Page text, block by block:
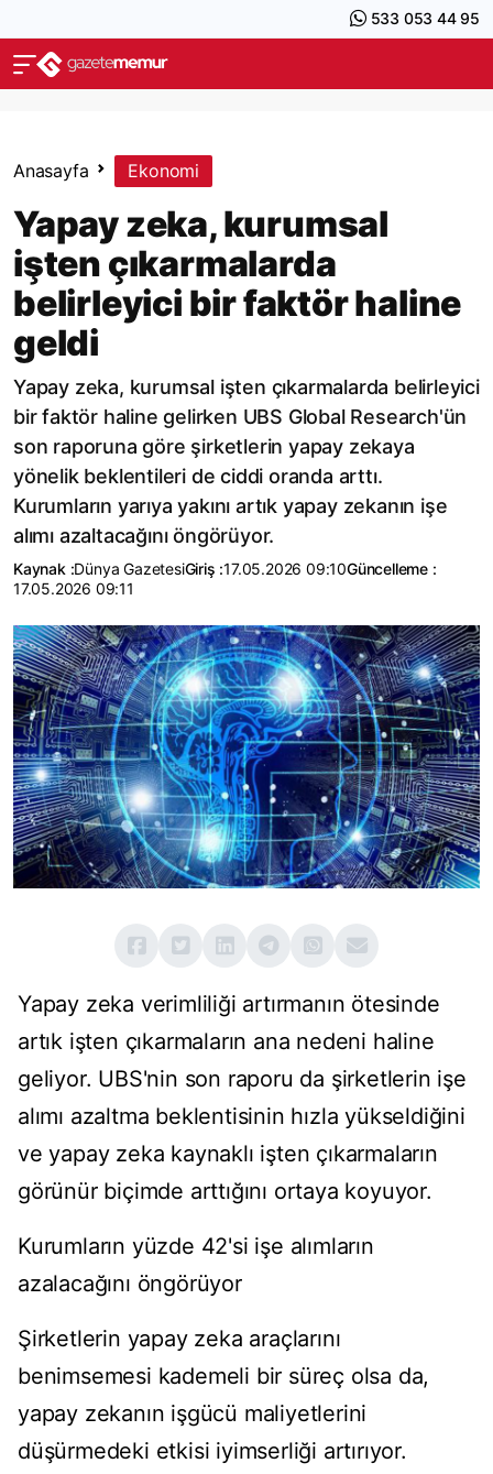
533 053 44 95
Anasayfa Ekonomi
Yapay zeka, kurumsal
işten çıkarmalarda
belirleyici bir faktör haline
geldi
Yapay zeka, kurumsal işten çıkarmalarda belirleyici
bir faktör haline gelirken UBS Global Research'ün
son raporuna göre şirketlerin yapay zekaya
yönelik beklentileri de ciddi oranda arttı.
Kurumların yarıya yakını artık yapay zekanın işe
alımı azaltacağını öngörüyor.
Kaynak :Dünya GazetesiGiriş :17.05.2026 09:10Güncelleme :
17.05.2026 09:11
Yapay zeka verimliliği artırmanın ötesinde
artık işten çıkarmaların ana nedeni haline
geliyor. UBS'nin son raporu da şirketlerin işe
alımı azaltma beklentisinin hızla yükseldiğini
ve yapay zeka kaynaklı işten çıkarmaların
görünür biçimde arttığını ortaya koyuyor.
Kurumların yüzde 42'si işe alımların
azalacağını öngörüyor
Şirketlerin yapay zeka araçlarını
benimsemesi kademeli bir süreç olsa da,
yapay zekanın işgücü maliyetlerini
düşürmedeki etkisi iyimserliği artırıyor.